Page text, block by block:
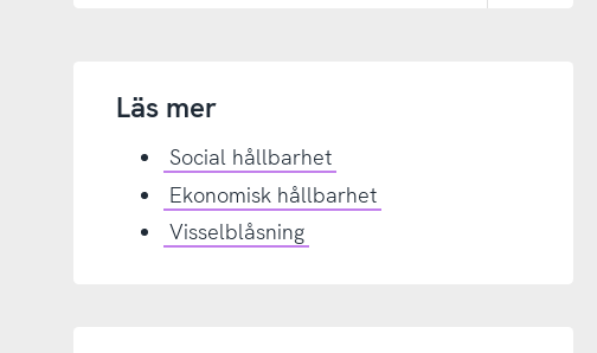
Läs mer
Social hållbarhet
Ekonomisk hållbarhet
Visselblåsning